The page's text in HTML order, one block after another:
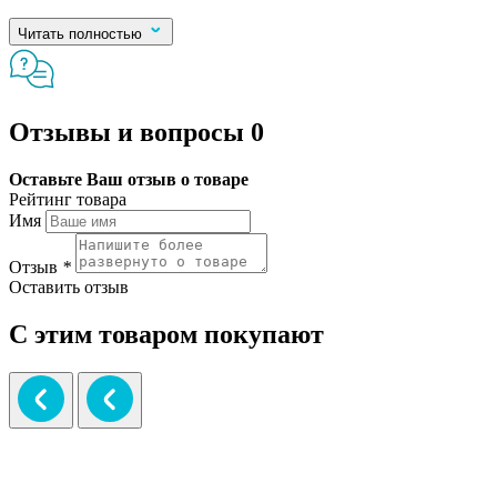
Читать полностью
Отзывы и вопросы 0
Оставьте Ваш отзыв о товаре
Рейтинг товара
Имя
Отзыв *
Оставить отзыв
С этим товаром покупают